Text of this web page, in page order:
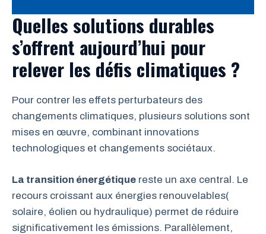
Quelles solutions durables
s’offrent aujourd’hui pour
relever les défis climatiques ?
Pour contrer les effets perturbateurs des
changements climatiques, plusieurs solutions sont
mises en œuvre, combinant innovations
technologiques et changements sociétaux.
La transition énergétique reste un axe central. Le
recours croissant aux énergies renouvelables(
solaire, éolien ou hydraulique) permet de réduire
significativement les émissions. Parallèlement,